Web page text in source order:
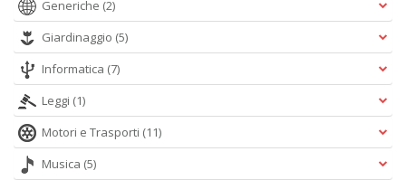
Generiche (2)
Giardinaggio (5)
Informatica (7)
Leggi (1)
Motori e Trasporti (11)
Musica (5)